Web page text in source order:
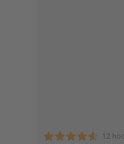
12